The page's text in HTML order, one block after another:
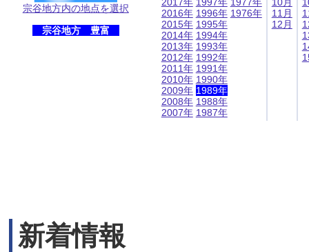
宗谷地方内の地点を選択
宗谷地方 豊富
2016年
2015年
2014年
2013年
2012年
2011年
2010年
2009年
2008年
2007年
1996年
1995年
1994年
1993年
1992年
1991年
1990年
1989年
1988年
1987年
1976年
11月
12月
新着情報